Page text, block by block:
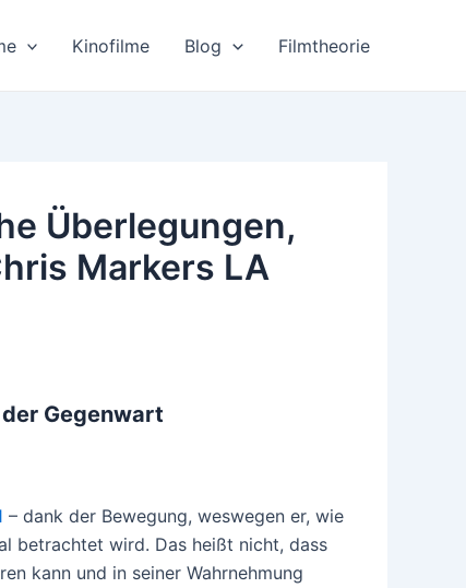
Kinofilme Blog Filmtheorie
Überlegungen,
Markers LA
Gegenwart
– dank der Bewegung, weswegen er, wie
betrachtet wird. Das heißt nicht, dass
kann und in seiner Wahrnehmung